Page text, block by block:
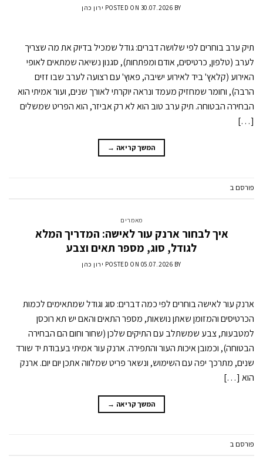
POSTED ON 30.07.2026 BY ירון כהן
תיק ערב בוחרים לפי שלושה דברים: גודל שמכיל בדיוק את מה שצריך
לערב (טלפון, כרטיסים, אודם ומפתחות), סגנון נשיאה שמתאים לאופי
האירוע (קלאץ' ביד לאירוע ישיבה, פאוץ' עם רצועה לערב שבו זזים
הרבה), וחומר שמחזיק מעמד ונראה יוקרתי לאורך שנים, ועור אמיתי הוא
הבחירה הבטוחה. תיק ערב טוב הוא לא רק אביזר, הוא הפריט שמשלים
[…]
המשך קריאה →
פורסם ב
מאמרים
איך לבחור ארנק עור לאישה: המדריך המלא
לגודל, סוג, מספר תאים וצבע
POSTED ON 05.07.2026 BY ירון כהן
ארנק עור לאישה בוחרים לפי כמה דברים: סוג וגודל שמתאימים לכמות
הכרטיסים והמזומן שאתן נושאות, מספר התאים והאם יש תא רוכסן
למטבעות, צבע שמשתלב עם התיקים שלכן (שחור וחום הם הבחירה
הבטוחה), וכמובן איכות העור והתפירה. ארנק עור אמיתי בעבודת יד שורד
שנים, מתרכך יפה עם השימוש, ונשאר פריט שמלווה אתכן יום יום. ארנק
הוא […]
המשך קריאה →
פורסם ב